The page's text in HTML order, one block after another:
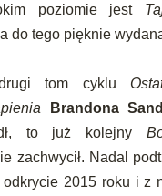
poziomie jest
do tego pięknie
tom cyklu
Brandona
to już kolejny
zachwycił. Nadal
2015 roku i z